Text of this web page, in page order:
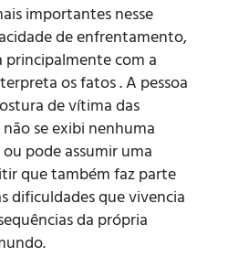
importantes nesse
de enfrentamento,
principalmente com a
os fatos . A pessoa
de vítima das
se exibi nenhuma
pode assumir uma
que também faz parte
dificuldades que vivencia
da própria